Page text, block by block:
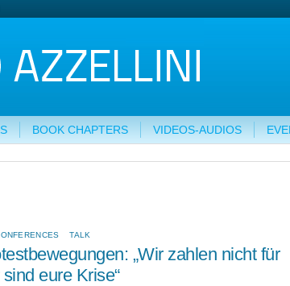
BOOK CHAPTERS VIDEOS-AUDIOS
TALK
„Wir zahlen nicht für
eure Krise“